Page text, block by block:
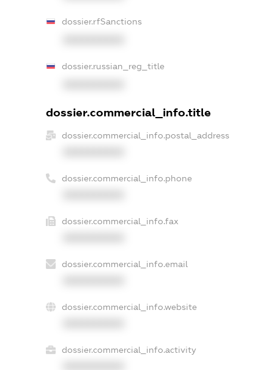
dossier.rfSanctions
dossier.russian_reg_title
dossier.commercial_info.title
dossier.commercial_info.postal_address
dossier.commercial_info.phone
dossier.commercial_info.fax
dossier.commercial_info.email
dossier.commercial_info.website
dossier.commercial_info.activity